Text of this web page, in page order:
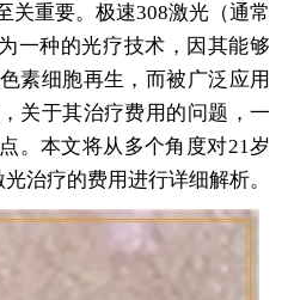
关重要。极速308激光（通常
一种的光疗技术，因其能够
素细胞再生，而被广泛应用
关于其治疗费用的问题，一
。本文将从多个角度对21岁
治疗的费用进行详细解析。